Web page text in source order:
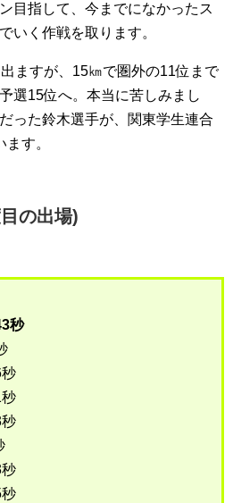
目指して、今までになかったス
いく作戦を取ります。
ますが、15㎞で圏外の11位まで
選15位へ。本当に苦しみまし
った鈴木選手が、関東学生連合
す。
の出場)
秒